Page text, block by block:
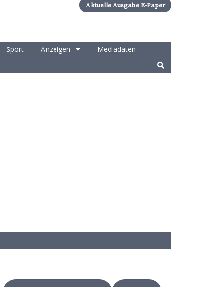
Aktuelle Ausgabe E-Paper
Sport Anzeigen
Mediadaten